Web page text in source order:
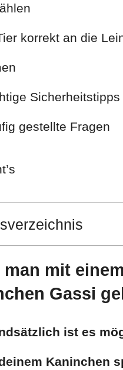
korrekt an die
Sicherheitstipps
gestellte Fragen
man mit einem
Gassi
ist es
Kaninchen